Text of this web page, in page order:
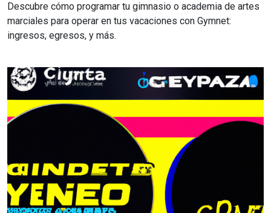
Descubre cómo programar tu gimnasio o academia de artes
marciales para operar en tus vacaciones con Gymnet:
ingresos, egresos, y más.